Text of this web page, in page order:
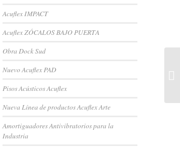
Acuflex IMPACT
Acuflex ZÓCALOS BAJO PUERTA
Obra Dock Sud
Nuevo Acuflex PAD
Pisos Acústicos Acuflex
Nueva Línea de productos Acuflex Arte
Amortiguadores Antivibratorios para la
Industria